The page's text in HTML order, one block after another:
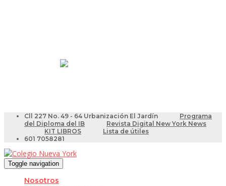
Cll 227 No. 49 - 64 Urbanización El Jardín
Programa
del Diploma del IB
Revista Digital New York News
KIT LIBROS
Lista de útiles
601 7058281
Toggle navigation
Nosotros